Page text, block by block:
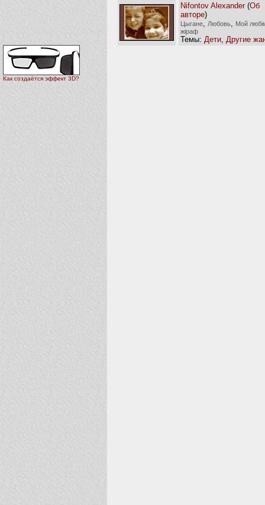
Как создаётся эффект 3D?
Nifontov Alexander (Об
авторе)
Цыгане Любовь
Мой
жіраф
Темы: Дети Другие